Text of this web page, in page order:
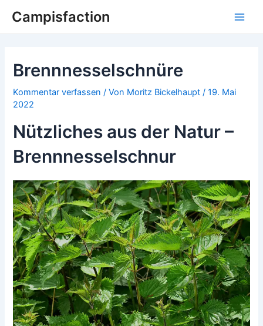
Campisfaction
Brennnesselschnüre
Kommentar verfassen / Von Moritz Bickelhaupt/19. Mai
2022
Nützliches aus der Natur –
Brennnesselschnur